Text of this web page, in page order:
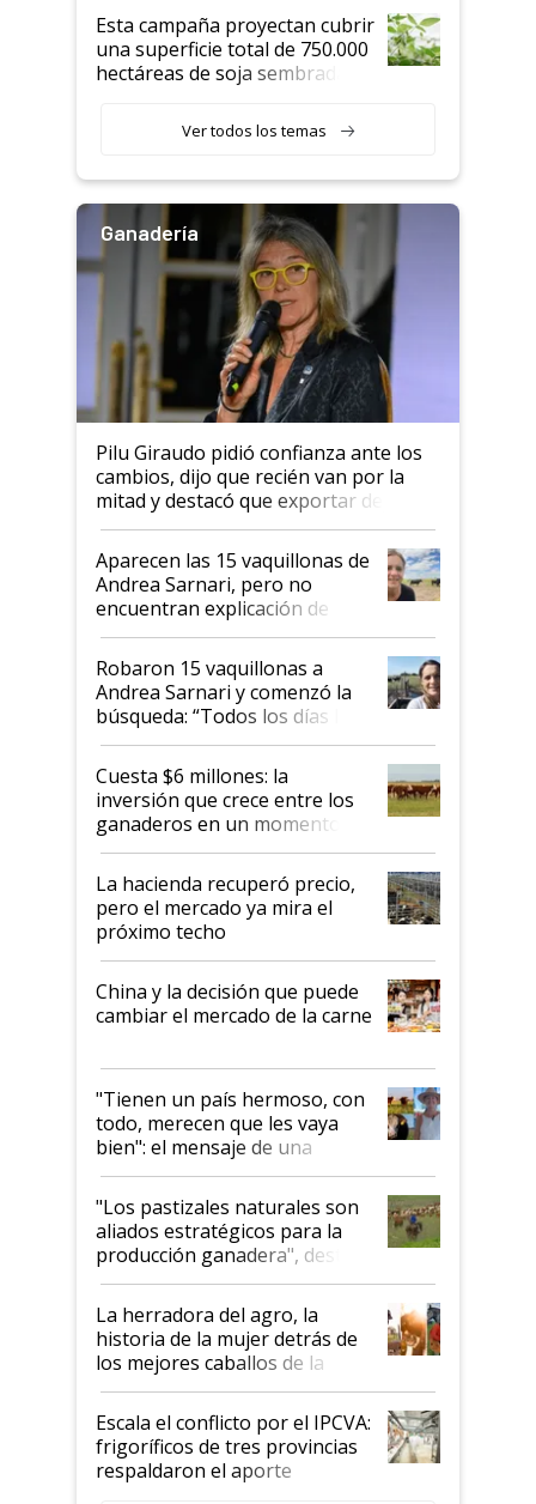
Esta campaña proyectan cubrir
una superficie total de 750.000
hectáreas de soja sembradas
variedades que marcan un
salto tecnológico en genética y
Ver todos los temas
Ganadería
Pilu Giraudo pidió confianza ante los
cambios, dijo que recién van por la
mitad y destacó que exportar dejó de
ser "para unos pocos": "Tenemos un
mandato muy claro del gobierno
nacional"
Aparecen las 15 vaquillonas de
Andrea Sarnari, pero no
encuentran explicación de
cómo llegaron allí
Robaron 15 vaquillonas a
Andrea Sarnari y comenzó la
búsqueda: “Todos los días le
toca a algún productor”
Cuesta $6 millones: la
inversión que crece entre los
ganaderos en un momento
histórico para la actividad
La hacienda recuperó precio,
pero el mercado ya mira el
próximo techo
China y la decisión que puede
cambiar el mercado de la carne
"Tienen un país hermoso, con
todo, merecen que les vaya
bien": el mensaje de una
ganadera uruguaya sobre las
oportunidades que se abren
para el agro en Argentina, con
foco en la carne
"Los pastizales naturales son
aliados estratégicos para la
producción ganadera", destaca
la iniciativa que ya reúne a 46
establecimientos en Argentina
La herradora del agro, la
historia de la mujer detrás de
los mejores caballos de la
Argentina y los mitos que
todavía hacen sufrir a estos
animales: "Mientras me
descalificaban, yo seguí
haciendo currículum"
Escala el conflicto por el IPCVA:
frigoríficos de tres provincias
respaldaron el aporte